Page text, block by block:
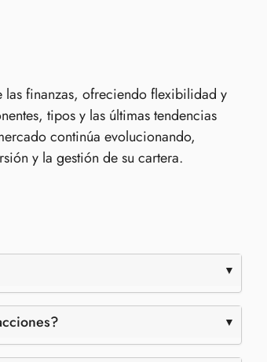
las finanzas, ofreciendo flexibilidad y
tipos y las últimas tendencias
continúa evolucionando,
y la gestión de su cartera.